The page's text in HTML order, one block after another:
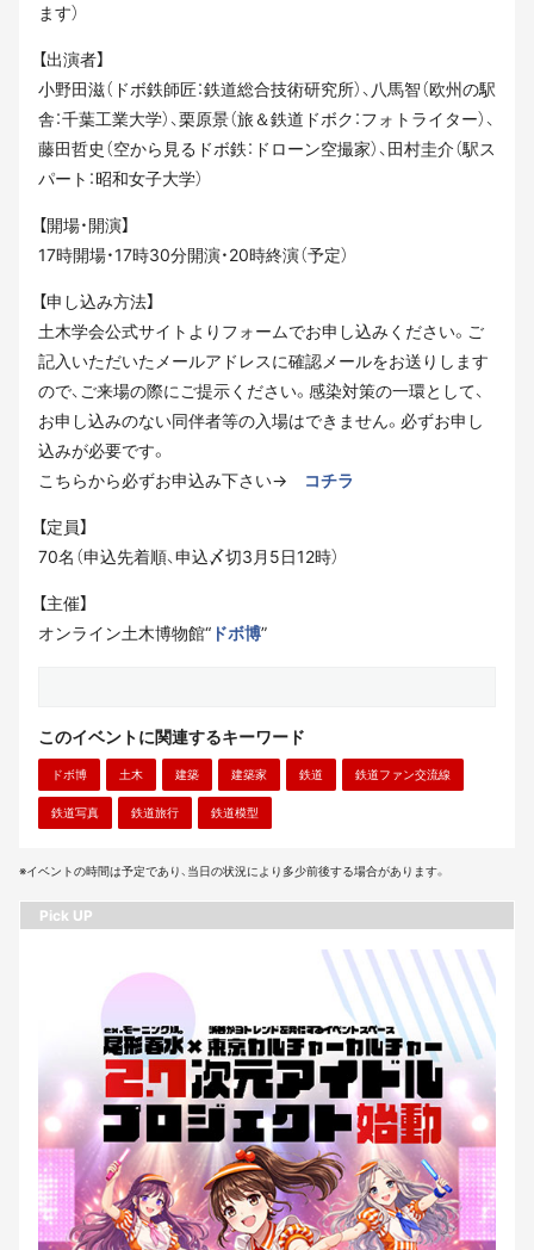
ます）
【出演者】
小野田滋（ドボ鉄師匠：鉄道総合技術研究所）、八馬智（欧州の駅
舎：千葉工業大学）、栗原景（旅＆鉄道ドボク：フォトライター）、
藤田哲史（空から見るドボ鉄：ドローン空撮家）、田村圭介（駅ス
パート：昭和女子大学）
【開場・開演】
17時開場・17時30分開演・20時終演（予定）
【申し込み方法】
土木学会公式サイトよりフォームでお申し込みください。ご
記入いただいたメールアドレスに確認メールをお送りします
ので、ご来場の際にご提示ください。感染対策の一環として、
お申し込みのない同伴者等の入場はできません。必ずお申し
込みが必要です。
こちらから必ずお申込み下さい→
コチラ
【定員】
70名（申込先着順、申込〆切3月5日12時）
【主催】
オンライン土木博物館“ ドボ博”
このイベントに関連するキーワード
ドボ博 土木 建築 建築家 鉄道 鉄道ファン交流線
鉄道写真 鉄道旅行 鉄道模型
※イベントの時間は予定であり、当日の状況により多少前後する場合があります。
Pick UP